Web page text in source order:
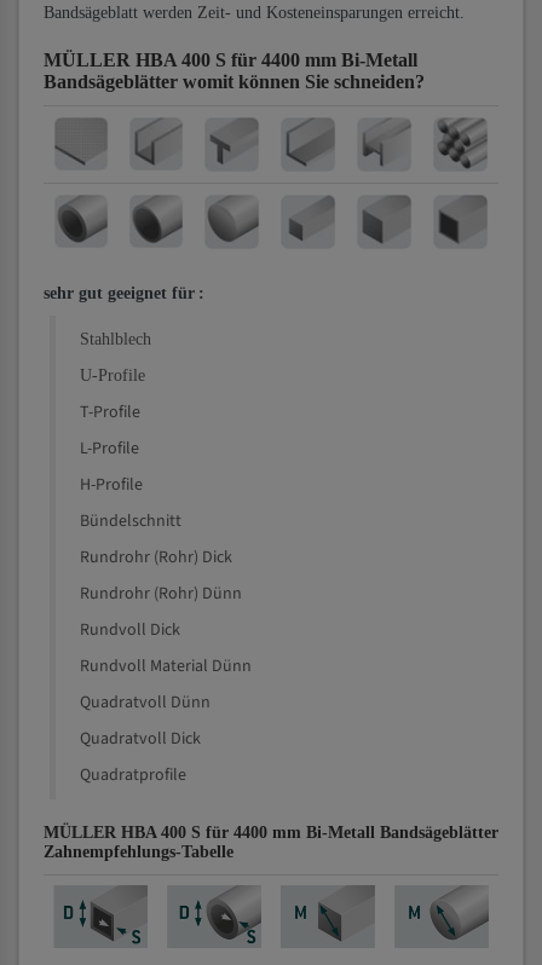
Bandsägeblatt werden Zeit- und Kosteneinsparungen erreicht.
MÜLLER HBA 400 S für 4400 mm Bi-Metall
Bandsägeblätter womit können Sie schneiden?
sehr gut geeignet für :
Stahlblech
U-Profile
T-Profile
L-Profile
H-Profile
Bündelschnitt
Rundrohr (Rohr) Dick
Rundrohr (Rohr) Dünn
Rundvoll Dick
Rundvoll Material Dünn
Quadratvoll Dünn
Quadratvoll Dick
Quadratprofile
MÜLLER HBA 400 S für 4400 mm Bi-Metall Bandsägeblätter
Zahnempfehlungs-Tabelle